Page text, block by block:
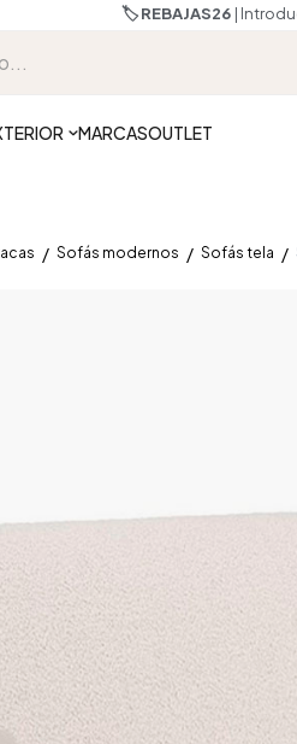
🏷️ REBAJAS26|
MARCASOUTLET
Sofás modernos Sofás tela